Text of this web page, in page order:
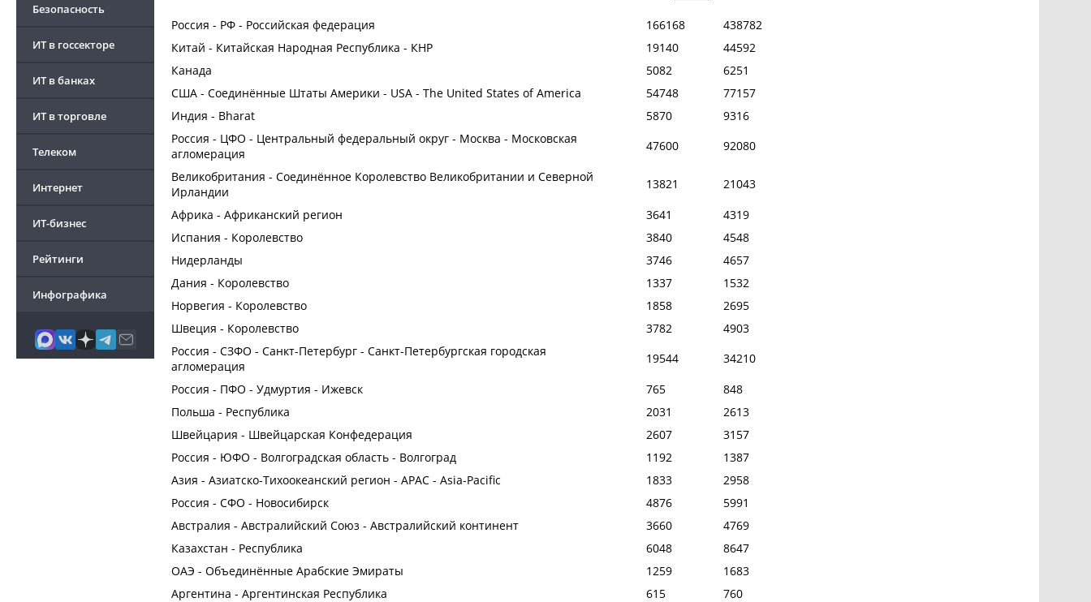
Безопасность
ИТ в госсекторе
ИТ в банках
ИТ в торговле
Телеком
Интернет
ИТ-бизнес
Рейтинги
Инфографика
Россия - РФ - Российская федерация 166168
438782
Китай - Китайская Народная Республика - КНР
19140
44592
Канада
5082
6251
США - Соединённые Штаты Америки - USA - The United States of America
54748
77157
Индия - Bharat
5870
9316
Россия - ЦФО - Центральный федеральный округ - Москва - Московская
агломерация
47600
92080
Великобритания - Соединённое Королевство Великобритании и Северной
Ирландии
13821
21043
Африка - Африканский регион
3641
4319
Испания - Королевство
3840
4548
Нидерланды
3746
4657
Дания - Королевство
1337
1532
Норвегия - Королевство
1858
2695
Швеция - Королевство
3782
4903
Россия - СЗФО - Санкт-Петербург - Санкт-Петербургская городская
агломерация
19544
34210
Россия - ПФО - Удмуртия - Ижевск
765
848
Польша - Республика
2031
2613
Швейцария - Швейцарская Конфедерация
2607
3157
Россия - ЮФО - Волгоградская область - Волгоград
1192
1387
Азия - Азиатско-Тихоокеанский регион - APAC - Asia-Pacific
1833
2958
Россия - СФО - Новосибирск
4876
5991
Австралия - Австралийский Союз - Австралийский континент
3660
4769
Казахстан - Республика
6048
8647
ОАЭ - Объединённые Арабские Эмираты
1259
1683
Аргентина - Аргентинская Республика
615
760